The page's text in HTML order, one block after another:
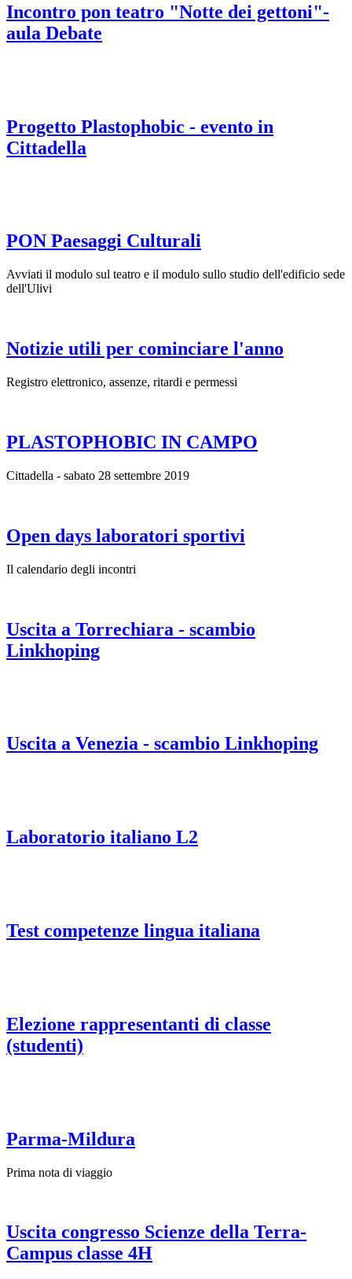
Incontro pon teatro "Notte dei gettoni"-
aula Debate
Progetto Plastophobic - evento in
Cittadella
PON Paesaggi Culturali
Avviati il modulo sul teatro e il modulo sullo studio dell'edificio sede
dell'Ulivi
Notizie utili per cominciare l'anno
Registro elettronico, assenze, ritardi e permessi
PLASTOPHOBIC IN CAMPO
Cittadella - sabato 28 settembre 2019
Open days laboratori sportivi
Il calendario degli incontri
Uscita a Torrechiara - scambio
Linkhoping
Uscita a Venezia - scambio Linkhoping
Laboratorio italiano L2
Test competenze lingua italiana
Elezione rappresentanti di classe
(studenti)
Parma-Mildura
Prima nota di viaggio
Uscita congresso Scienze della Terra-
Campus classe 4H